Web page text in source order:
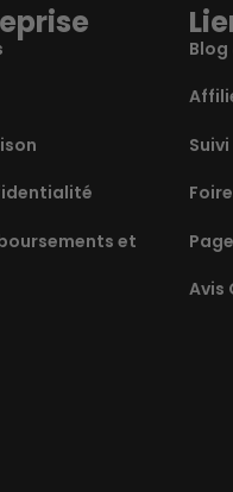
et
Blog
Avis